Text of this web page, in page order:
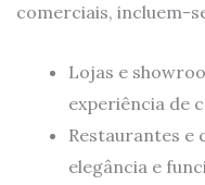
comerciais, incluem-
Lojas e
experiência de
Restaurantes e
elegância e